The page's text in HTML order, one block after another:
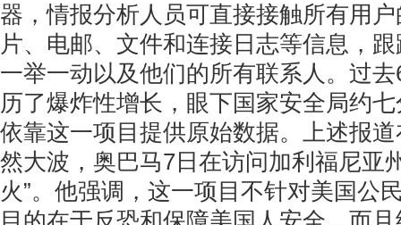
器，情报分析人员可直接接触所有用
片、电邮、文件和连接日志等信息，
一举一动以及他们的所有联系人。过
历了爆炸性增长，眼下国家安全局约
依靠这一项目提供原始数据。上述报
然大波，奥巴马7日在访问加利福尼亚
火”。他强调，这一项目不针对美国公